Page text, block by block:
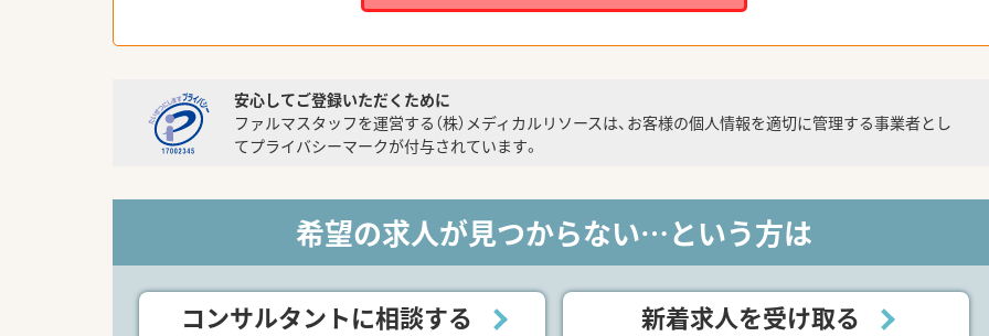
安心してご登録いただくために
ファルマスタッフを運営する（株）メディカルリソースは、お客様の個人情報を適切に管理する事業者とし
てプライバシーマークが付与されています。
希望の求人が見つからない…という方は
コンサルタントに相談する 新着求人を受け取る